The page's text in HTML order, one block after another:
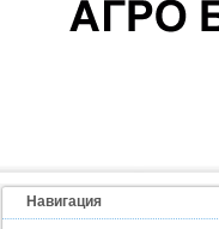
Навигация